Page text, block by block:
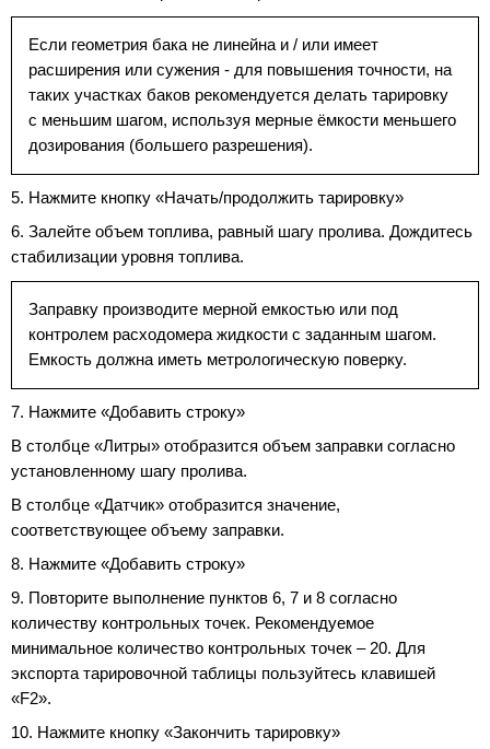
Если геометрия бака не линейна и / или имеет
расширения или сужения - для повышения точности, на
таких участках баков рекомендуется делать тарировку
с меньшим шагом, используя мерные ёмкости меньшего
дозирования (большего разрешения).
5. Нажмите кнопку «Начать/продолжить тарировку»
6. Залейте объем топлива, равный шагу пролива. Дождитесь
стабилизации уровня топлива.
Заправку производите мерной емкостью или под
контролем расходомера жидкости с заданным шагом.
Емкость должна иметь метрологическую поверку.
7. Нажмите «Добавить строку»
В столбце «Литры» отобразится объем заправки согласно
установленному шагу пролива.
В столбце «Датчик» отобразится значение,
соответствующее объему заправки.
8. Нажмите «Добавить строку»
9. Повторите выполнение пунктов 6, 7 и 8 согласно
количеству контрольных точек. Рекомендуемое
минимальное количество контрольных точек – 20. Для
экспорта тарировочной таблицы пользуйтесь клавишей
«F2».
10. Нажмите кнопку «Закончить тарировку»